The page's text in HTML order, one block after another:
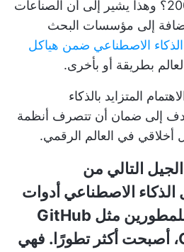
سنويًا منذ عام 2000؟ وهذا يشير إلى أن الصناعات
إلى مؤسسات البحث
الذكاء الاصطناعي ضمن هياكل
بطريقة أو بأخرى.
المتزايد بالذكاء
إلى ضمان أن تتصرف أنظمة
أخلاقي في العالم الرقمي.
التالي من
الاصطناعي أدوات
مثل GitHub
Copilot وOpenAI، أصبحت أكثر تطورًا. فهي